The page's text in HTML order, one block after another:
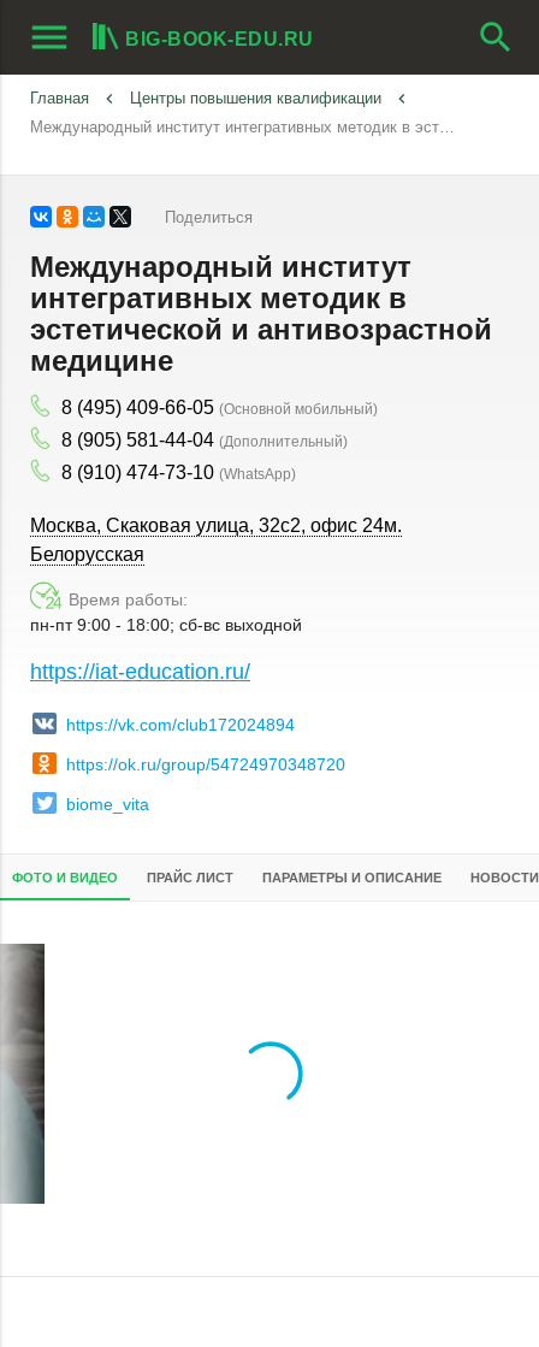
menu BIG-BOOK-EDU.RU search
Главная keyboard_arrow_left Центры повышения квалификации keyboard_arrow_left
Международный институт интегративных методик в эстетической и антивозрастной медицине
Поделиться
Международный институт
интегративных методик в
эстетической и антивозрастной
медицине
8 (495) 409-66-05 (Основной мобильный)
8 (905) 581-44-04 (Дополнительный)
8 (910) 474-73-10 (WhatsApp)
Москва, Скаковая улица, 32с2, офис 24м.
Белорусская
Время работы:
пн-пт 9:00 - 18:00; сб-вс выходной
https://iat-education.ru/
https://vk.com/club172024894
https://ok.ru/group/54724970348720
biome_vita
ФОТО И ВИДЕО ПРАЙС ЛИСТ ПАРАМЕТРЫ И ОПИСАНИЕ НОВОСТИ